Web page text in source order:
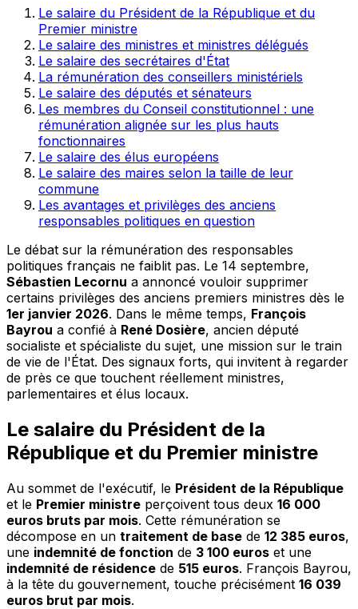
Le salaire du Président de la République et du
Premier ministre
Le salaire des ministres et ministres délégués
Le salaire des secrétaires d'État
La rémunération des conseillers ministériels
Le salaire des députés et sénateurs
Les membres du Conseil constitutionnel : une
rémunération alignée sur les plus hauts
fonctionnaires
Le salaire des élus européens
Le salaire des maires selon la taille de leur
commune
Les avantages et privilèges des anciens
responsables politiques en question
Le débat sur la rémunération des responsables
politiques français ne faiblit pas. Le 14 septembre,
Sébastien Lecornu a annoncé vouloir supprimer
certains privilèges des anciens premiers ministres dès le
1er janvier 2026. Dans le même temps, François
Bayrou a confié à René Dosière, ancien député
socialiste et spécialiste du sujet, une mission sur le train
de vie de l'État. Des signaux forts, qui invitent à regarder
de près ce que touchent réellement ministres,
parlementaires et élus locaux.
Le salaire du Président de la
République et du Premier ministre
Au sommet de l'exécutif, le Président de la République
et le Premier ministre perçoivent tous deux 16 000
euros bruts par mois. Cette rémunération se
décompose en un traitement de base de 12 385 euros,
une indemnité de fonction de 3 100 euros et une
indemnité de résidence de 515 euros. François Bayrou,
à la tête du gouvernement, touche précisément 16 039
euros brut par mois.